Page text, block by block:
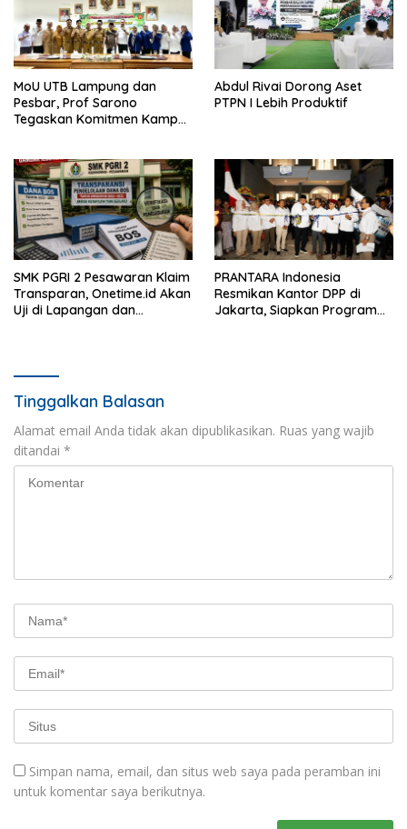
MoU UTB Lampung dan
Pesbar, Prof Sarono
Tegaskan Komitmen Kampus
Abdul Rivai Dorong Aset
PTPN I Lebih Produktif
SMK PGRI 2 Pesawaran Klaim
Transparan, Onetime.id Akan
Uji di Lapangan dan
PRANTARA Indonesia
Resmikan Kantor DPP di
Jakarta, Siapkan Program
Tinggalkan Balasan
Alamat email Anda tidak akan dipublikasikan. Ruas yang wajib
ditandai *
Simpan nama, email, dan situs web saya pada peramban ini
untuk komentar saya berikutnya.